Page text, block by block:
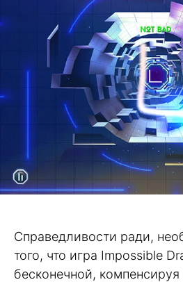
Справедливости ради,
того, что игра Impossible
бесконечной,